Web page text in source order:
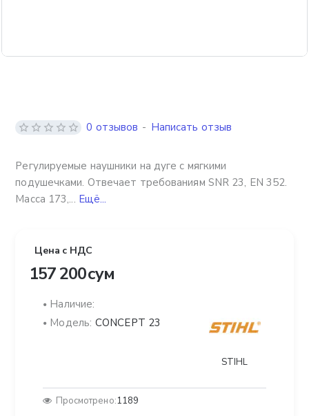
Регулируемые наушники на дуге с мягкими
подушечками. Отвечает требованиям SNR 23, EN 352.
Масса 173,... Ещё...
0 отзывов - Написать отзыв
Цена с НДС
157 200 сум
Наличие:
Модель: CONCEPT 23
STIHL
Просмотрено:1189